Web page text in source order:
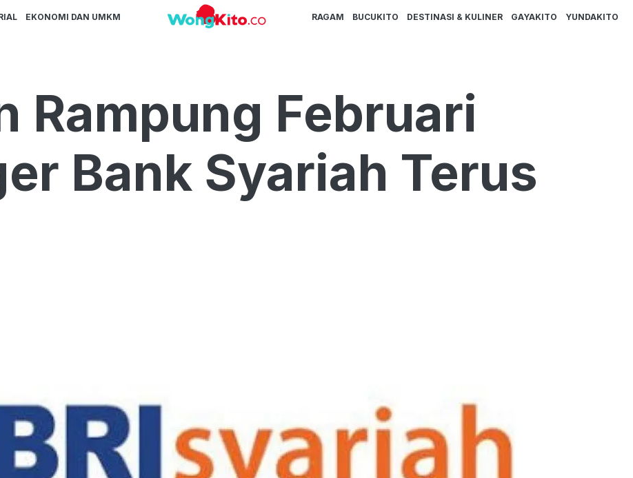
EKONOMI DAN UMKM RAGAM BUCUKITO DESTINASI & KULINER GAYAKITO YUNDAKITO
Rampung Februari
Bank Syariah Terus